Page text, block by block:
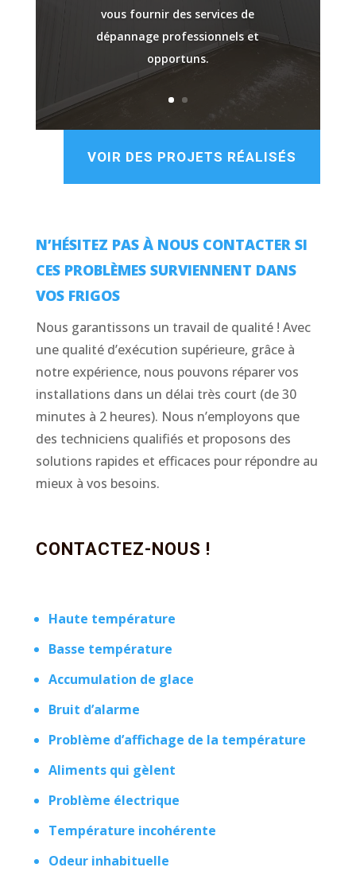
vous fournir des services de
dépannage professionnels et
opportuns.
VOIR DES PROJETS RÉALISÉS
N’HÉSITEZ PAS À NOUS CONTACTER SI
CES PROBLÈMES SURVIENNENT DANS
VOS FRIGOS
Nous garantissons un travail de qualité ! Avec
une qualité d’exécution supérieure, grâce à
notre expérience, nous pouvons réparer vos
installations dans un délai très court (de 30
minutes à 2 heures). Nous n’employons que
des techniciens qualifiés et proposons des
solutions rapides et efficaces pour répondre au
mieux à vos besoins.
CONTACTEZ-NOUS !
Haute température
Basse température
Accumulation de glace
Bruit d’alarme
Problème d’affichage de la température
Aliments qui gèlent
Problème électrique
Température incohérente
Odeur inhabituelle